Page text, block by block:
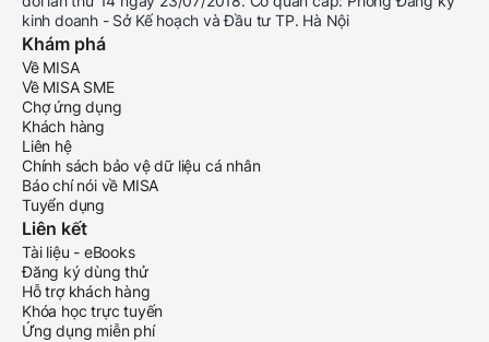
kinh doanh - Sở Kế hoạch và Đầu tư TP. Hà Nội
Khám phá
Về MISA
Về MISA SME
Chợ ứng dụng
Khách hàng
Liên hệ
Chính sách bảo vệ dữ liệu cá nhân
Báo chí nói về MISA
Tuyển dụng
Liên kết
Tài liệu - eBooks
Đăng ký dùng thử
Hỗ trợ khách hàng
Khóa học trực tuyến
Ứng dụng miễn phí